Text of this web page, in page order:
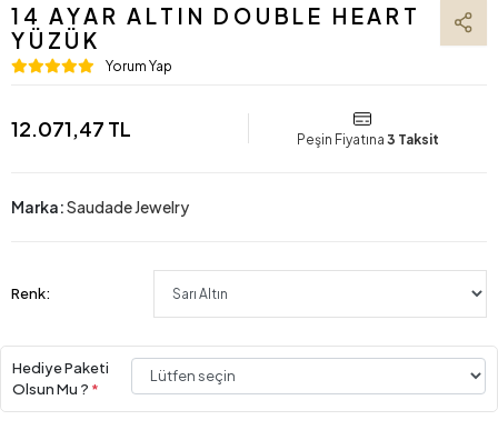
14 AYAR ALTIN DOUBLE HEART
YÜZÜK
Yorum Yap
12.071,47 TL Peşin Fiyatına 3 Taksit
Marka:Saudade Jewelry
Renk:
Hediye Paketi
Olsun Mu ? *